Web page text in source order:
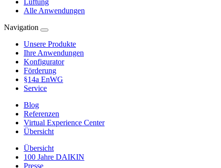
Lüftung
Alle Anwendungen
Navigation
Unsere Produkte
Ihre Anwendungen
Konfigurator
Förderung
§14a EnWG
Service
Blog
Referenzen
Virtual Experience Center
Übersicht
Übersicht
100 Jahre DAIKIN
Presse